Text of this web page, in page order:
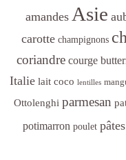
amandes Asie
carotte champignons
coriandre courge
Italie lait coco lentilles
Ottolenghi parmesan
potimarron poulet pâtes